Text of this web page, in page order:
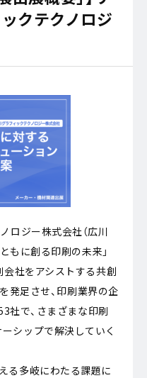
クテクノロジ
ロジー株式会社（広川
ともに創る印刷の未来」
会社をアシストする共創
発足させ、印刷業界の企
社で、さまざまな印刷
シップで解決していく
る多岐にわたる課題に